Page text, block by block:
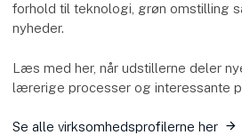
forhold til teknologi, grøn omstilling
nyheder.
Læs med her, når udstillerne deler
lærerige processer og interessante
Se alle virksomhedsprofilerne her